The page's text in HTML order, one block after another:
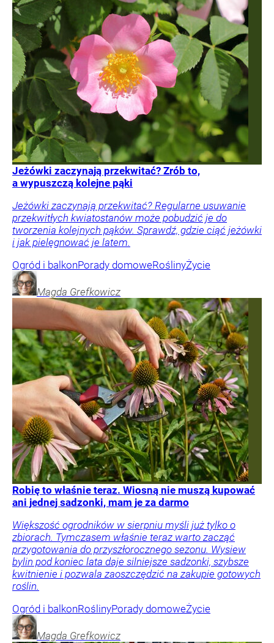
Jeżówki zaczynają przekwitać? Zrób to,
a wypuszczą kolejne pąki
Jeżówki zaczynają przekwitać? Regularne usuwanie
przekwitłych kwiatostanów może pobudzić je do
tworzenia kolejnych pąków. Sprawdź, gdzie ciąć jeżówki
i jak pielęgnować je latem.
Ogród i balkonPorady domoweRoślinyŻycie
Magda Grefkowicz
Robię to właśnie teraz. Wiosną nie muszą kupować
ani jednej sadzonki, mam je za darmo
Większość ogrodników w sierpniu myśli już tylko o
zbiorach. Tymczasem właśnie teraz warto zacząć
przygotowania do przyszłorocznego sezonu. Wysiew
bylin pod koniec lata daje silniejsze sadzonki, szybsze
kwitnienie i pozwala zaoszczędzić na zakupie gotowych
roślin.
Ogród i balkonRoślinyPorady domoweŻycie
Magda Grefkowicz